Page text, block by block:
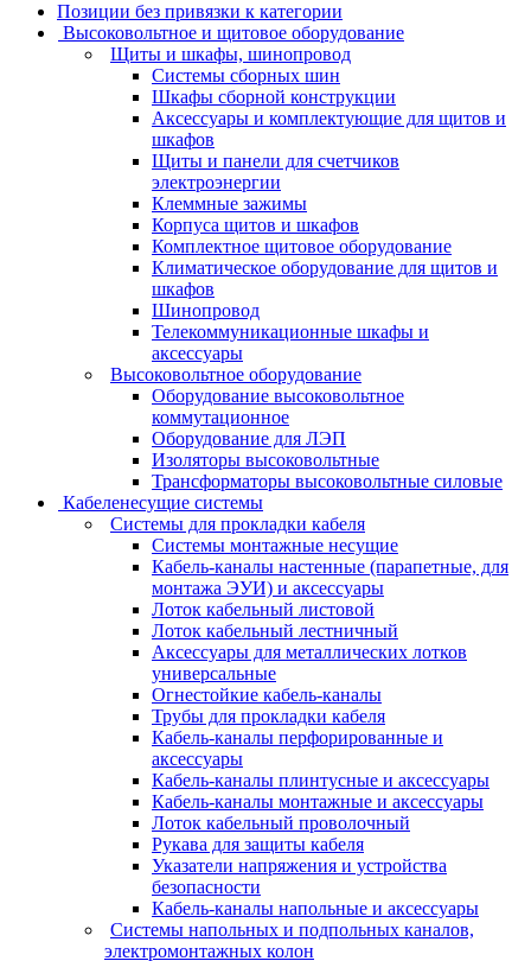
Позиции без привязки к категории
Высоковольтное и щитовое оборудование
Щиты и шкафы, шинопровод
Системы сборных шин
Шкафы сборной конструкции
Аксессуары и комплектующие для щитов и
шкафов
Щиты и панели для счетчиков
электроэнергии
Клеммные зажимы
Корпуса щитов и шкафов
Комплектное щитовое оборудование
Климатическое оборудование для щитов и
шкафов
Шинопровод
Телекоммуникационные шкафы и
аксессуары
Высоковольтное оборудование
Оборудование высоковольтное
коммутационное
Оборудование для ЛЭП
Изоляторы высоковольтные
Трансформаторы высоковольтные силовые
Кабеленесущие системы
Системы для прокладки кабеля
Системы монтажные несущие
Кабель-каналы настенные (парапетные, для
монтажа ЭУИ) и аксессуары
Лоток кабельный листовой
Лоток кабельный лестничный
Аксессуары для металлических лотков
универсальные
Огнестойкие кабель-каналы
Трубы для прокладки кабеля
Кабель-каналы перфорированные и
аксессуары
Кабель-каналы плинтусные и аксессуары
Кабель-каналы монтажные и аксессуары
Лоток кабельный проволочный
Рукава для защиты кабеля
Указатели напряжения и устройства
безопасности
Кабель-каналы напольные и аксессуары
Системы напольных и подпольных каналов,
электромонтажных колон